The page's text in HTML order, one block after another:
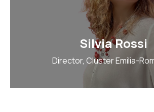
Silvia Rossi
Director, Cluster Emilia-